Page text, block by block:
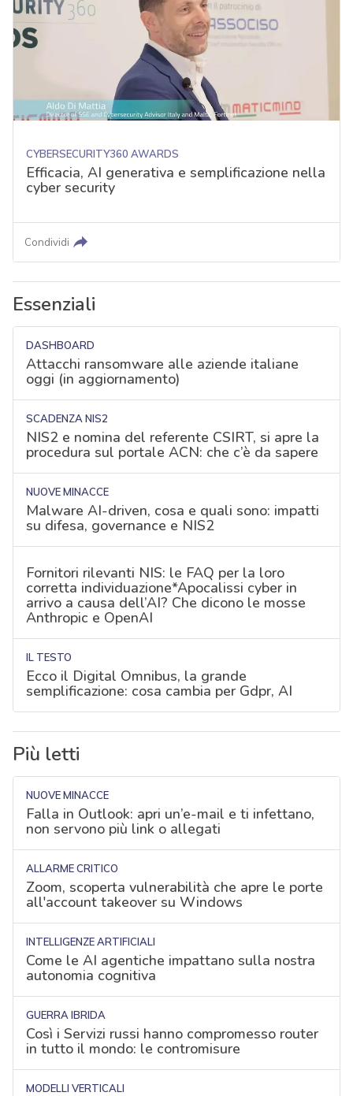
CYBERSECURITY360 AWARDS
Efficacia, AI generativa e semplificazione nella
cyber security
Condividi
Essenziali
DASHBOARD
Attacchi ransomware alle aziende italiane
oggi (in aggiornamento)
SCADENZA NIS2
NIS2 e nomina del referente CSIRT, si apre la
procedura sul portale ACN: che c’è da sapere
NUOVE MINACCE
Malware AI-driven, cosa e quali sono: impatti
su difesa, governance e NIS2
Fornitori rilevanti NIS: le FAQ per la loro
corretta individuazione*Apocalissi cyber in
arrivo a causa dell’AI? Che dicono le mosse
Anthropic e OpenAI
IL TESTO
Ecco il Digital Omnibus, la grande
semplificazione: cosa cambia per Gdpr, AI
Più letti
NUOVE MINACCE
Falla in Outlook: apri un’e-mail e ti infettano,
non servono più link o allegati
ALLARME CRITICO
Zoom, scoperta vulnerabilità che apre le porte
all'account takeover su Windows
INTELLIGENZE ARTIFICIALI
Come le AI agentiche impattano sulla nostra
autonomia cognitiva
GUERRA IBRIDA
Così i Servizi russi hanno compromesso router
in tutto il mondo: le contromisure
MODELLI VERTICALI